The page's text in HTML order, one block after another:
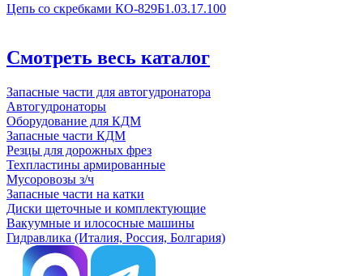
Цепь со скребками КО-829Б1.03.17.100
Смотреть весь каталог
Запасные части для автогудронатора
Автогудронаторы
Оборудование для КДМ
Запасные части КДМ
Резцы для дорожных фрез
Техпластины армированные
Мусоровозы з/ч
Запасные части на катки
Диски щеточные и комплектующие
Вакуумные и илососные машины
Гидравлика (Италия, Россия, Болгария)